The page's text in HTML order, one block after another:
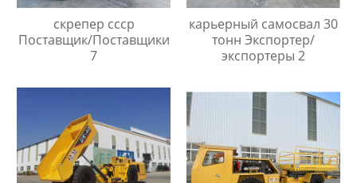
скрепер ссср
Поставщик/Поставщики
7
карьерный самосвал 30
тонн Экспортер/
экспортеры 2